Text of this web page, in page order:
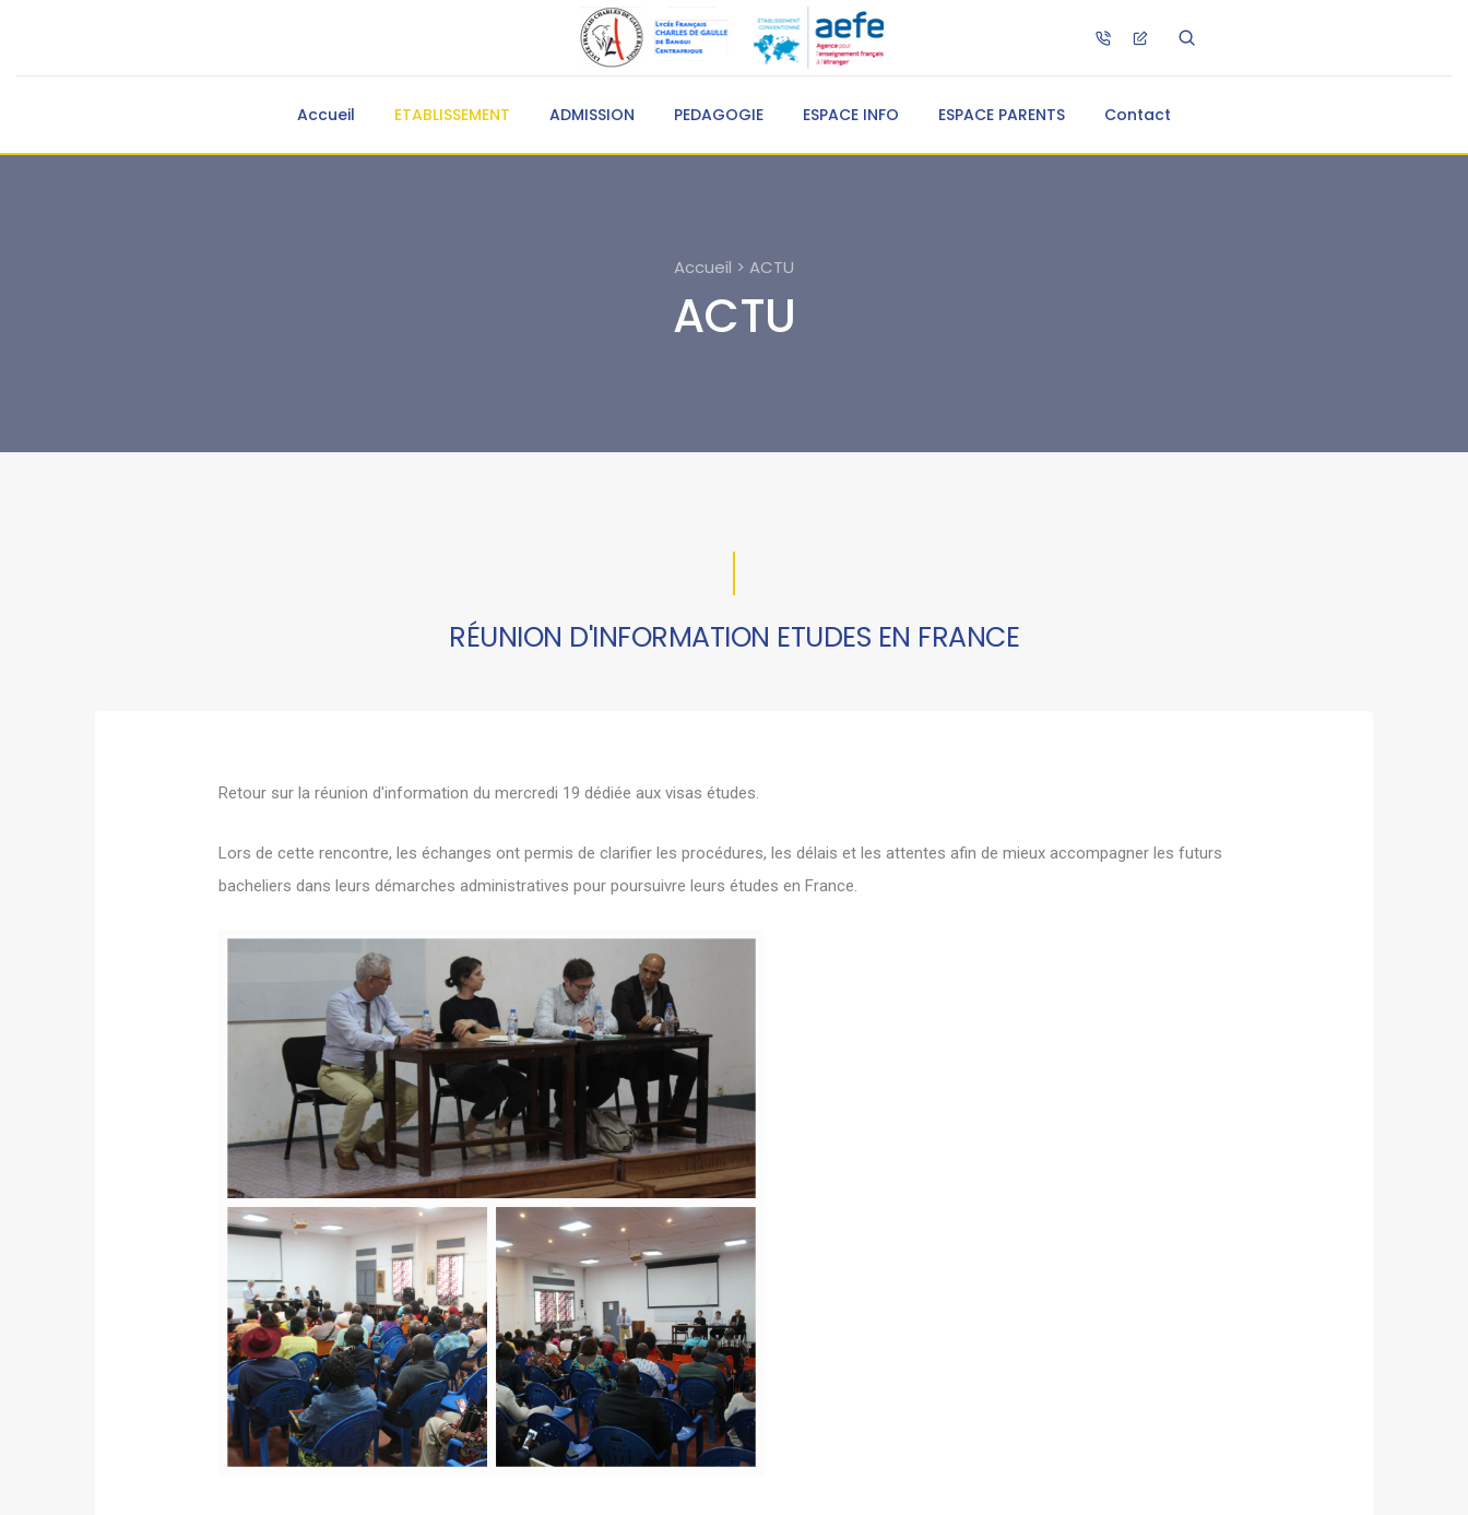
Accueil ETABLISSEMENT ADMISSION PEDAGOGIE ESPACE INFO ESPACE PARENTS Contact
Accueil > ACTU
ACTU
RÉUNION D'INFORMATION ETUDES EN FRANCE
Retour sur la réunion d'information du mercredi 19 dédiée aux visas études.
Lors de cette rencontre, les échanges ont permis de clarifier les procédures, les délais et les attentes afin de mieux accompagner les futurs
bacheliers dans leurs démarches administratives pour poursuivre leurs études en France.